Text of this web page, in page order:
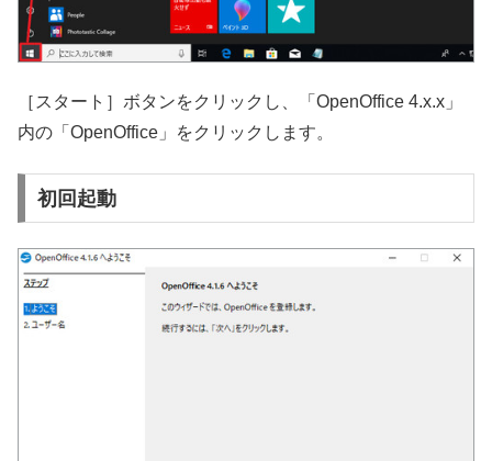
［スタート］ボタンをクリックし、「OpenOffice 4.x.x」
内の「OpenOffice」をクリックします。
初回起動